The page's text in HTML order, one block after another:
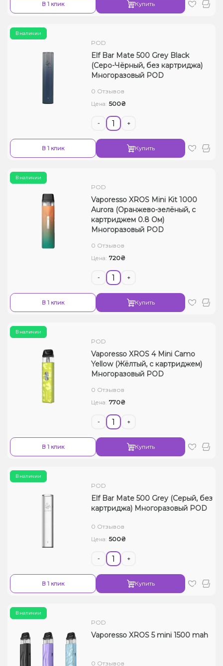
В 1 клик Купить
В наличии
POD
Elf Bar Mate 500 Grey Black
(Серо-Чёрный, без картриджа)
Многоразовый POD
0 Отзывов
Цена: 500₴
- +
В 1 клик Купить
В наличии
POD
Vaporesso XROS Mini Kit 1000
Aurora (Оранжево-зелёный, с
картриджем 0.8 Ом)
Многоразовый POD
0 Отзывов
Цена: 720₴
- +
В 1 клик Купить
В наличии
POD
Vaporesso XROS 4 Mini Camo
Yellow (Жёлтый, с картриджем)
Многоразовый POD
0 Отзывов
Цена: 770₴
- +
В 1 клик Купить
В наличии
POD
Elf Bar Mate 500 Grey (Серый, без
картриджа) Многоразовый POD
0 Отзывов
Цена: 500₴
- +
В 1 клик Купить
В наличии
POD
Vaporesso XROS 5 mini 1500 mah
0 Отзывов